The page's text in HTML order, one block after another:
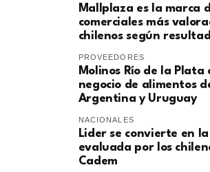
Mallplaza es la marca
comerciales más
chilenos según
PROVEEDORES
Molinos Río de la Plata
negocio de alimentos
Argentina y Uruguay
NACIONALES
Lider se convierte en
evaluada por los
Cadem